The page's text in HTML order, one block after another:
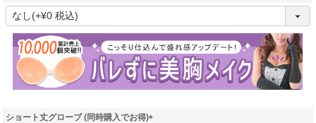
(
須
)
ショート丈グローブ (同時購入でお得)